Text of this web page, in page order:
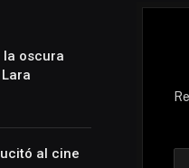
la oscura
al cine